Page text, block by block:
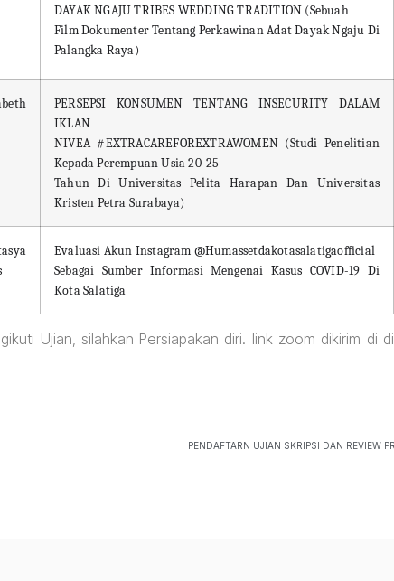
DAYAK NGAJU TRIBES WEDDING TRADITION (Sebuah
Film Dokumenter Tentang Perkawinan Adat Dayak Ngaju Di
Palangka Raya)
PERSEPSI KONSUMEN TENTANG INSECURITY DALAM
IKLAN
NIVEA #EXTRACAREFOREXTRAWOMEN (Studi Penelitian
Kepada Perempuan Usia 20-25
Tahun Di Universitas Pelita Harapan Dan Universitas
Kristen Petra Surabaya)
Evaluasi Akun Instagram @Humassetdakotasalatigaofficial
Sebagai Sumber Informasi Mengenai Kasus COVID-19 Di
Kota Salatiga
Ujian, silahkan Persiapakan diri. link zoom dikirim di di